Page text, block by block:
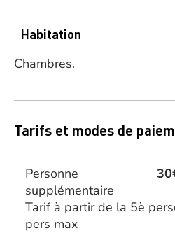
Habitation
Chambres.
Tarifs et modes de
Personne
supplémentaire
Tarif à partir de la 5è
pers max